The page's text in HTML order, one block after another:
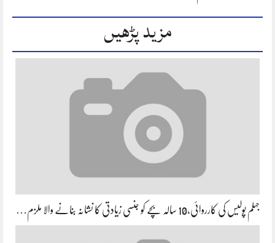
مزید پڑھیں
جہلم پولیس کی کارروائی،10 سالہ بچے کو جنسی زیادتی کا نشانہ بنانے والا ملزم…